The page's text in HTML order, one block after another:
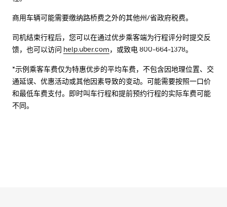
商用车辆可能需要缴纳路桥费之外的其他州/省政府税费。
司机结束行程后，您可以在通过优步乘客端为行程评分时提交反
馈，也可以访问 help.uber.com，或致电 800-664-1378。
*示例乘客车费仅为特惠优步的平均车费，不包含因地理位置、交
通延误、优惠活动或其他因素导致的变动。可能需要按照一口价
和最低车费支付。即时叫车行程和提前预约行程的实际车费可能
不同。